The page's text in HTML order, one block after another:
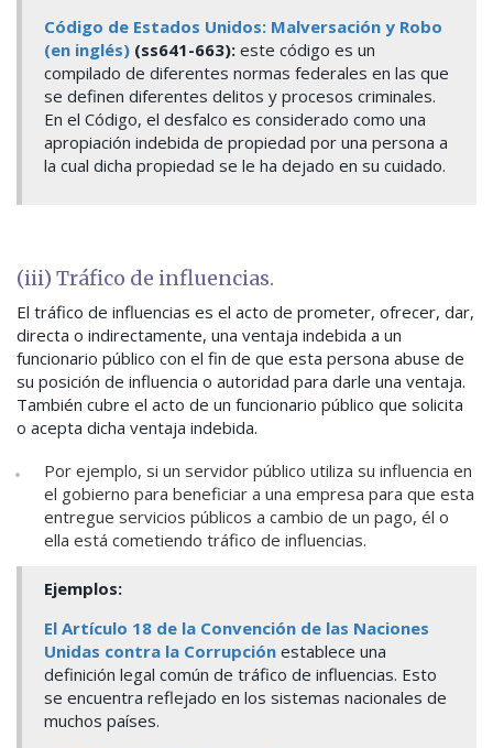
Código de Estados Unidos: Malversación y Robo
(en inglés) (ss641-663): este código es un
compilado de diferentes normas federales en las que
se definen diferentes delitos y procesos criminales.
En el Código, el desfalco es considerado como una
apropiación indebida de propiedad por una persona a
la cual dicha propiedad se le ha dejado en su cuidado.
(iii) Tráfico de influencias.
El tráfico de influencias es el acto de prometer, ofrecer, dar,
directa o indirectamente, una ventaja indebida a un
funcionario público con el fin de que esta persona abuse de
su posición de influencia o autoridad para darle una ventaja.
También cubre el acto de un funcionario público que solicita
o acepta dicha ventaja indebida.
Por ejemplo, si un servidor público utiliza su influencia en
el gobierno para beneficiar a una empresa para que esta
entregue servicios públicos a cambio de un pago, él o
ella está cometiendo tráfico de influencias.
Ejemplos:
El Artículo 18 de la Convención de las Naciones
Unidas contra la Corrupción establece una
definición legal común de tráfico de influencias. Esto
se encuentra reflejado en los sistemas nacionales de
muchos países.